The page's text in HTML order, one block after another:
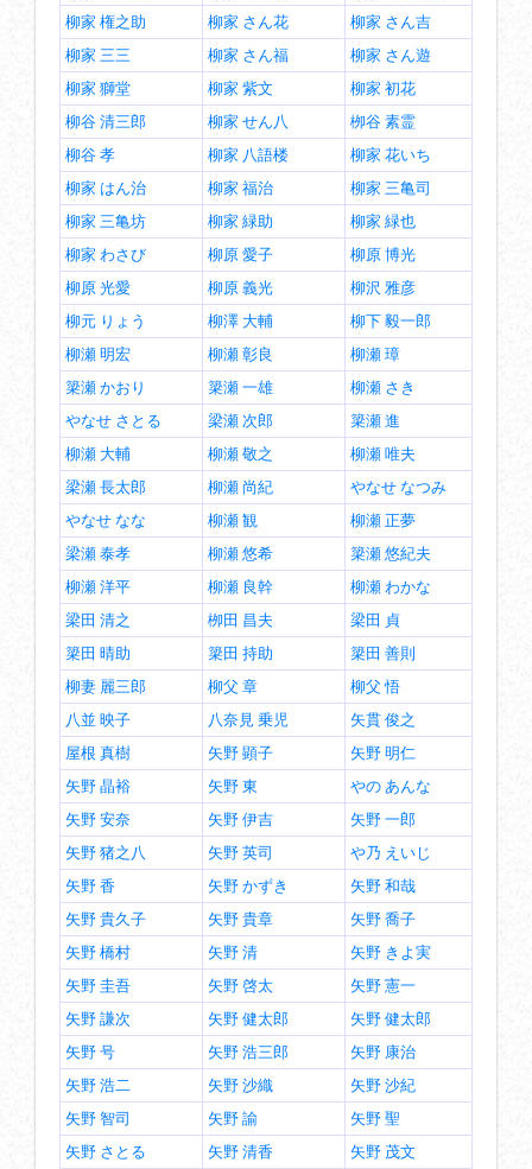
柳家 権之助
柳家 さん花
柳家 さん吉
柳家 三三
柳家 さん福
柳家 さん遊
柳家 獅堂
柳家 紫文
柳家 初花
柳谷 清三郎
柳家 せん八
栁谷 素霊
柳谷 孝
柳家 八語楼
柳家 花いち
柳家 はん治
柳家 福治
柳家 三亀司
柳家 三亀坊
柳家 緑助
柳家 緑也
柳家 わさび
柳原 愛子
柳原 博光
柳原 光愛
柳原 義光
柳沢 雅彦
柳元 りょう
柳澤 大輔
柳下 毅一郎
柳瀬 明宏
柳瀬 彰良
柳瀬 璋
簗瀬 かおり
簗瀬 一雄
柳瀬 さき
やなせ さとる
梁瀬 次郎
簗瀬 進
柳瀬 大輔
柳瀬 敬之
柳瀬 唯夫
梁瀬 長太郎
柳瀬 尚紀
やなせ なつみ
やなせ なな
柳瀬 観
柳瀬 正夢
梁瀬 泰孝
柳瀬 悠希
簗瀬 悠紀夫
柳瀬 洋平
柳瀬 良幹
柳瀬 わかな
梁田 清之
栁田 昌夫
梁田 貞
簗田 晴助
簗田 持助
簗田 善則
柳妻 麗三郎
柳父 章
柳父 悟
八並 映子
八奈見 乗児
矢貫 俊之
屋根 真樹
矢野 顕子
矢野 明仁
矢野 晶裕
矢野 東
やの あんな
矢野 安奈
矢野 伊吉
矢野 一郎
矢野 猪之八
矢野 英司
や乃 えいじ
矢野 香
矢野 かずき
矢野 和哉
矢野 貴久子
矢野 貴章
矢野 喬子
矢野 橋村
矢野 清
矢野 きよ実
矢野 圭吾
矢野 啓太
矢野 憲一
矢野 謙次
矢野 健太郎
矢野 健太郎
矢野 号
矢野 浩三郎
矢野 康治
矢野 浩二
矢野 沙織
矢野 沙紀
矢野 智司
矢野 諭
矢野 聖
矢野 さとる
矢野 清香
矢野 茂文